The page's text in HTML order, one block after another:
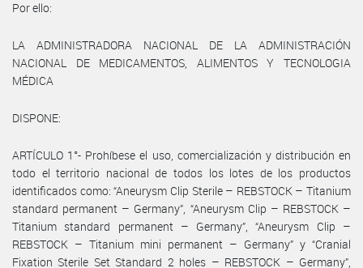
Por ello:
LA ADMINISTRADORA NACIONAL DE LA ADMINISTRACIÓN
NACIONAL DE MEDICAMENTOS, ALIMENTOS Y TECNOLOGIA
MÉDICA
DISPONE:
ARTÍCULO 1°- Prohíbese el uso, comercialización y distribución en
todo el territorio nacional de todos los lotes de los productos
identificados como: “Aneurysm Clip Sterile – REBSTOCK – Titanium
standard permanent – Germany”, “Aneurysm Clip – REBSTOCK –
Titanium standard permanent – Germany”, “Aneurysm Clip –
REBSTOCK – Titanium mini permanent – Germany” y “Cranial
Fixation Sterile Set Standard 2 holes – REBSTOCK – Germany”,